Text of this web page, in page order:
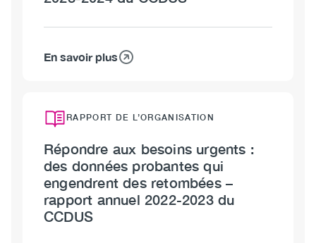
En savoir plus
sur
liens,
le
changement
–
rapport
annuel
RAPPORT DE L’ORGANISATION
Répondre aux besoins urgents :
des données probantes qui
engendrent des retombées –
rapport annuel 2022-2023 du
CCDUS